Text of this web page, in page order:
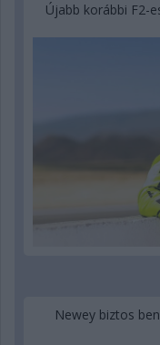
Újabb korábbi F2-
Newey biztos